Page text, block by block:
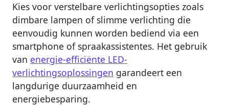
Kies voor verstelbare verlichtingsopties zoals
dimbare lampen of slimme verlichting die
eenvoudig kunnen worden bediend via een
smartphone of spraakassistentes. Het gebruik
van energie-efficiënte LED-
verlichtingsoplossingen garandeert een
langdurige duurzaamheid en
energiebesparing.